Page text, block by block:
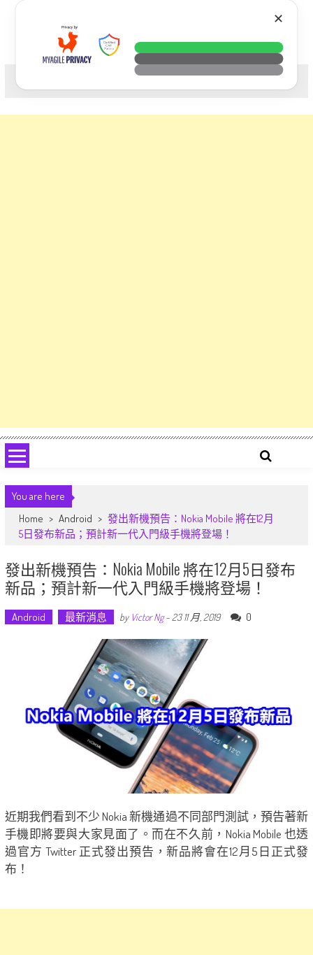
科技. 生活. 攝影.
You are here
Home > Android > 發出新機預告：Nokia Mobile 將在12月
5日發布新品；預計新一代入門級手機將登場！
發出新機預告：Nokia Mobile 將在12月5日發布
新品；預計新一代入門級手機將登場！
Android 最新消息 by Victor Ng- 23 11 月, 2019 0
近期我們看到不少 Nokia 新機通過不同部門測試，預告著新
手機即將要與大家見面了。而在不久前，Nokia Mobile 也透
過官方 Twitter 正式發出預告，新品將會在12月5日正式發
布！
✕